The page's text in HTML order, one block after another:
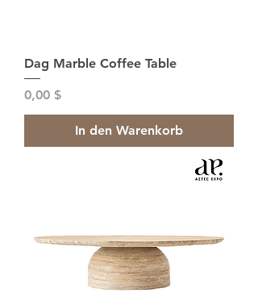
Dag Marble Coffee Table
Preis
0,00 $
In den Warenkorb